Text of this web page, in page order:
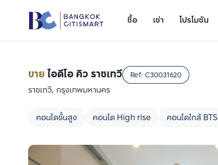
ซื้อ เช่า โปรโมชัน
ขายไอดีโอ คิว ราชเทวี Ref: C30031620
ราชเทวี, กรุงเทพมหานคร
คอนโดชั้นสูง คอนโด High rise คอนโดใกล้ BTS